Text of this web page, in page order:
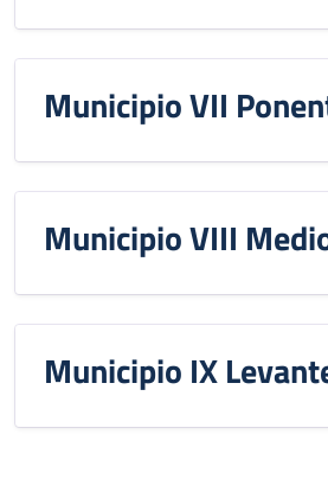
Municipio VII
Municipio VIII
Municipio IX